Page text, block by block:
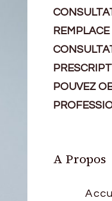
POUVEZ
A Propos